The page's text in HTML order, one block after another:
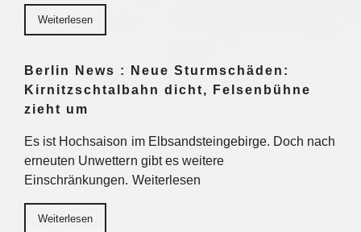
Weiterlesen
Berlin News : Neue Sturmschäden:
Kirnitzschtalbahn dicht, Felsenbühne
zieht um
Es ist Hochsaison im Elbsandsteingebirge. Doch nach
erneuten Unwettern gibt es weitere
Einschränkungen. Weiterlesen
Weiterlesen